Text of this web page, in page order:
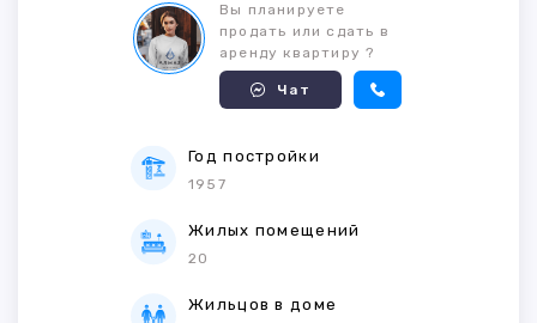
Вы планируете
продать или сдать в
аренду квартиру ?
Чат
Год постройки
1957
Жилых помещений
20
Жильцов в доме